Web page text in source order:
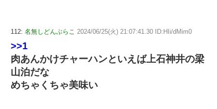
112: 名無しどんぶらこ 2024/06/25(火) 21:07:41.30 ID:HIi/dMim0
>>1
肉あんかけチャーハンといえば上石神井の梁
山泊だな
めちゃくちゃ美味い